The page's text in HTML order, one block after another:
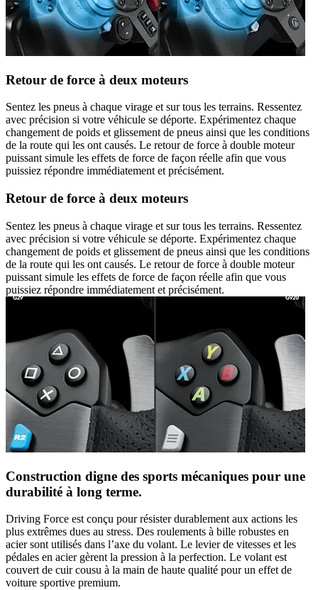
Retour de force à deux moteurs
Sentez les pneus à chaque virage et sur tous les terrains. Ressentez
avec précision si votre véhicule se déporte. Expérimentez chaque
changement de poids et glissement de pneus ainsi que les conditions
de la route qui les ont causés. Le retour de force à double moteur
puissant simule les effets de force de façon réelle afin que vous
puissiez répondre immédiatement et précisément.
Retour de force à deux moteurs
Sentez les pneus à chaque virage et sur tous les terrains. Ressentez
avec précision si votre véhicule se déporte. Expérimentez chaque
changement de poids et glissement de pneus ainsi que les conditions
de la route qui les ont causés. Le retour de force à double moteur
puissant simule les effets de force de façon réelle afin que vous
puissiez répondre immédiatement et précisément.
Construction digne des sports mécaniques pour une
durabilité à long terme.
Driving Force est conçu pour résister durablement aux actions les
plus extrêmes dues au stress. Des roulements à bille robustes en
acier sont utilisés dans l’axe du volant. Le levier de vitesses et les
pédales en acier gèrent la pression à la perfection. Le volant est
couvert de cuir cousu à la main de haute qualité pour un effet de
voiture sportive premium.